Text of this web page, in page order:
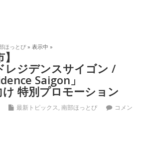
ほっとぴ » 表示中 »
レジデンスサイゴン /
Saigon」
け 特別プロモーション
最新トピックス,南部ほっとぴ
コメン